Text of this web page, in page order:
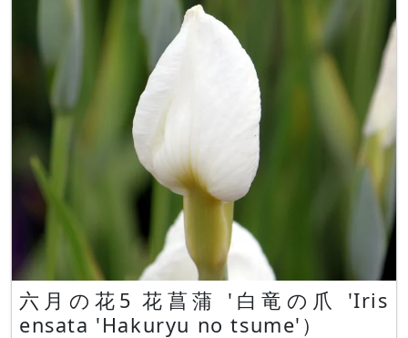
名前にケイトウが付く花もご紹介いたしました。で
も、何故か、肝心な、トサカケイトウを忘れていま
した。元々、ケイトウと言う花名は
六月の花5 花菖蒲 '白竜の爪 'Iris
ensata 'Hakuryu no tsume'）